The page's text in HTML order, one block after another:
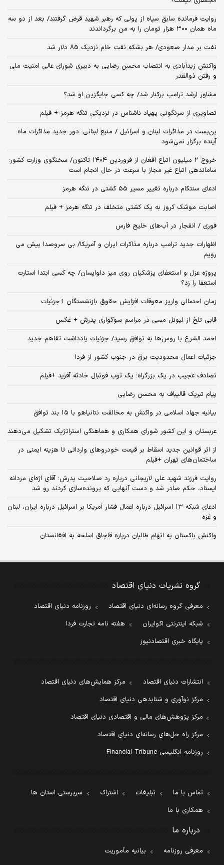
روایت فرمانده سابق سپاه از پولی که رهبر شهید قرض گرفتند/ بعد از دو سه
ماه همان ۳۰۰ هزار تومان را به من برگرداندند
نفت بر مدار صعودی/ هر بشکه نفت خام نزدیک 85 دلار شد
واکنش زیدآبادی به انتصاب محسن رضایی به دبیری شورای عالی امنیت ملی
و رفتن ذوالقدر
مشاور ارشد ترامپ برکنار شد/ چه کسی جایگزین او شد؟
تصاویری از سرنگونی پهپاد ناشناس در نزدیکی تنگه هرمز + فیلم
بن‌بست در مذاکرات لبنان و اسرائیل / منبع لبنانی: دور جدید مذاکرات ماه
آینده برگزار نمی‌شود
خروج ۲ میلیون اتباع افغان از فروردین ۱۴۰۴ تاکنون/ سخنگوی وزارت کشور:
ساماندهی اتباع غیر مجاز با سرعت در حال انجام است
ادعای سنتکام درباره تغییر مسیر 55 کشتی در تنگه هرمز
اصابت موشک کروز به یک کشتی متخلف در تنگه هرمز + فیلم
فوری / انفجار در آب‌های خلیج فارس
اظهارات جدید ترامپ درباره مذاکرات ایران و آمریکا/ بی سروصدا پیش می
رویم
پروژه عزل و استعفای پزشکیان روی میز دلواپسان/ چه کسی ابتدا استارت
استعفا را زد؟
زمان احتمالی واریز معوقات افزایش حقوق بازنشستگان +جزئیات
قابی تلخ از لیونل مسی در مراسم سوگواری پدرش + عکس
احمد الشرع با روس‌ها به توافق رسید/ جزئیات یادداشت تفاهم جدید
جزئیات اعمال محدودیت برق در جنوب کشور از فردا
تصادف عجیب در یک بزرگراه؛ یک توپ فوتبال حادثه‌ آفرید +فیلم
پیام تبریک قالیباف به محسن رضایی
بیانیه جهاد اسلامی در واکنش به مخالفت نتانیاهو با ۱۵ بند توافق
عربستان و این کشور شورای همکاری و هماهنگی استراتژیک تشکیل می‌دهند
از اثر قوانین جدید اسقاط بر قیمت خودروهای وارداتی تا هزینه ایمنی در
ساختمان‌های تهران +فیلم
روایت فرزند شهید علی لاریجانی درباره رد صلاحیت پدرش؛ آقای اژه‌ای مردانه
ایستاد، حکم صادر شد و دست آنهایی که پرونده‌سازی کردند رو شد
ادعای شبکه ۱۳ اسرائیل درباره اعمال فشار آمریکا بر اسرائیل درباره ایران، لبنان
و غزه
واکنش پاکستان به اتهام طالبان درباره قاچاق اسلحه به افغانستان
گروه نشریات دنیای اقتصاد
معرفی گروه رسانه‌ای دنیای اقتصاد
روزنامه دنیای اقتصاد
شبکه اینترنتی اکوایران
هفته نامه تجارت فردا
پایگاه خبری اقتصادنیوز
انتشارات دنیای اقتصاد
مرکز همایش‌های دنیای اقتصاد
مرکز نوآوری و شتابدهی دنیای اقتصاد
مرکز پژوهش‌های مالی و اقتصادی دنیای اقتصاد
مرکز راه حل‌های رسانه‌ای دنیای اقتصاد
روزنامه انگلیسی Financial Tribune
تماس با ما تبلیغات اشتراک
سرپرستی استان ها
همکاری با ما
درباره ما
معرفی روزنامه
بیانیه مأموریت